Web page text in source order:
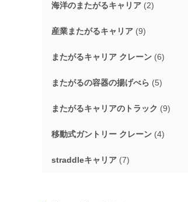
海洋のまたがるキャリア (2)
産業またがるキャリア (9)
またがるキャリア クレーン (6)
またがるの容器の揚げべら (5)
またがるキャリアのトラック (9)
移動式ガントリー クレーン (4)
straddleキャリア (7)